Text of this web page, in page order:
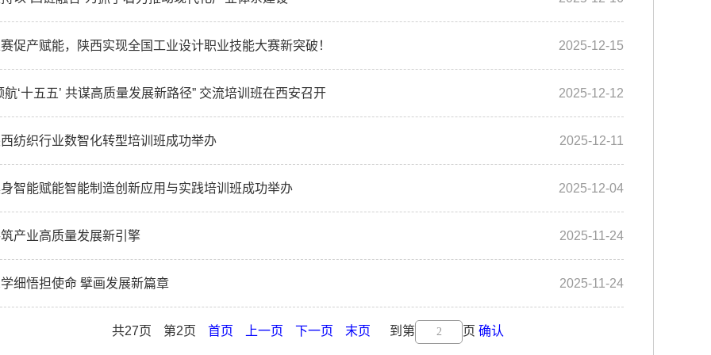
促产赋能，陕西实现全国工业设计职业技能大赛新突破！ 2025-12-15
航‘十五五’ 共谋高质量发展新路径” 交流培训班在西安召开 2025-12-12
纺织行业数智化转型培训班成功举办 2025-12-11
智能赋能智能制造创新应用与实践培训班成功举办 2025-12-04
产业高质量发展新引擎 2025-11-24
细悟担使命 擘画发展新篇章 2025-11-24
共27页 第2页 首页 上一页 下一页 末页 到第 页确认